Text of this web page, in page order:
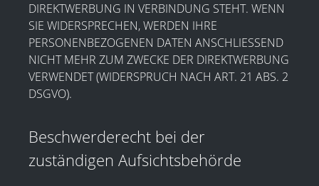
DIREKTWERBUNG IN VERBINDUNG STEHT. WENN
SIE WIDERSPRECHEN, WERDEN IHRE
PERSONENBEZOGENEN DATEN ANSCHLIESSEND
NICHT MEHR ZUM ZWECKE DER DIREKTWERBUNG
VERWENDET (WIDERSPRUCH NACH ART. 21 ABS. 2
DSGVO).
Beschwerde­recht bei der
zuständigen Aufsichts­behörde